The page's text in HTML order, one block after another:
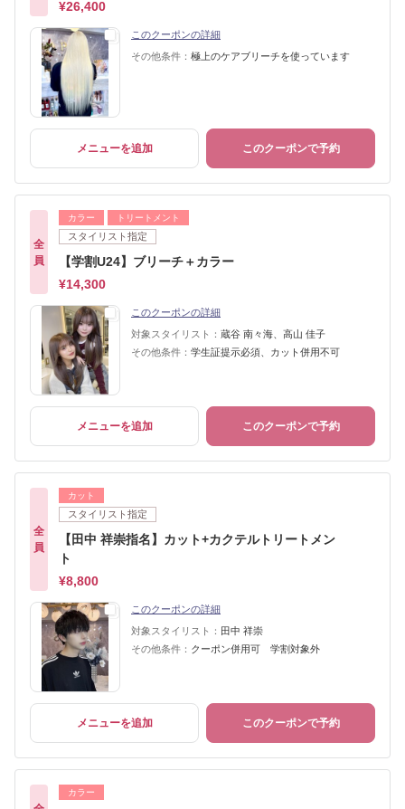
¥26,400
このクーポンの詳細
その他条件： 極上のケアブリーチを使っています
メニューを追加 このクーポンで予約
全
員
カラー トリートメント
スタイリスト指定
【学割U24】ブリーチ＋カラー
¥14,300
このクーポンの詳細
対象スタイリスト： 蔵谷 南々海、高山 佳子
その他条件： 学生証提示必須、カット併用不可
メニューを追加 このクーポンで予約
全
員
カット
スタイリスト指定
【田中 祥崇指名】カット+カクテルトリートメン
ト
¥8,800
このクーポンの詳細
対象スタイリスト： 田中 祥崇
その他条件： クーポン併用可 学割対象外
メニューを追加 このクーポンで予約
カラー